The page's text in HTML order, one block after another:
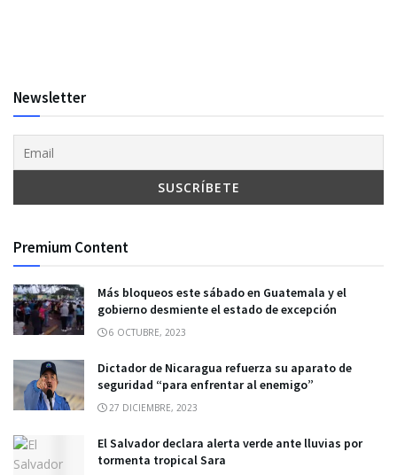
Newsletter
Premium Content
Más bloqueos este sábado en Guatemala y el
gobierno desmiente el estado de excepción
6 OCTUBRE, 2023
Dictador de Nicaragua refuerza su aparato de
seguridad “para enfrentar al enemigo”
27 DICIEMBRE, 2023
El Salvador declara alerta verde ante lluvias por
tormenta tropical Sara